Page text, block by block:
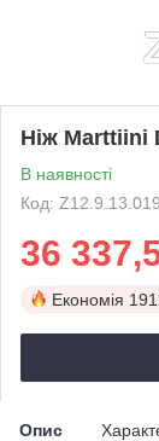
Ніж Marttiini
В наявності
Код: Z12.9.13.019
36
Економія
Опис